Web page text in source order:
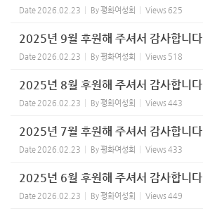
Date 2026.02.23 By평화여성회 Views 625
2025년 9월 후원해 주셔서 감사합니다.
Date 2026.02.23 By평화여성회 Views 518
2025년 8월 후원해 주셔서 감사합니다.
Date 2026.02.23 By평화여성회 Views 443
2025년 7월 후원해 주셔서 감사합니다.
Date 2026.02.23 By평화여성회 Views 433
2025년 6월 후원해 주셔서 감사합니다.
Date 2026.02.23 By평화여성회 Views 449